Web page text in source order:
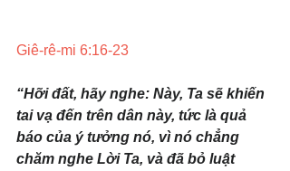
Giê-rê-mi 6:16-23
“Hỡi đất, hãy nghe: Này, Ta sẽ khiến
tai vạ đến trên dân này, tức là quả
báo của ý tưởng nó, vì nó chẳng
chăm nghe Lời Ta, và đã bỏ luật